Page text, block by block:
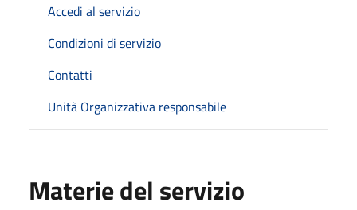
Accedi al servizio
Condizioni di servizio
Contatti
Unità Organizzativa responsabile
Materie del servizio